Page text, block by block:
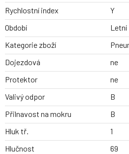
Rychlostní index
Y
Období
Letní
Kategorie zboží
Dojezdová
ne
Protektor
ne
Valivý odpor
B
Přilnavost na mokru
B
Hluk tř.
1
Hlučnost
69